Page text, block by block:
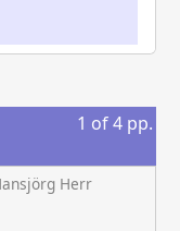
1 of4 pp.
Herr